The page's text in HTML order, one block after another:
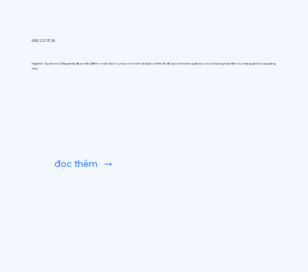
0:00 22/7/26
Hightec Systems (Okayama) đã ra mắt AIfitte, một dịch vụ tạo mô hình AI được thiết kế để tạo hình ảnh quần áo cho thương mại điện tử, mạng xã hội và quảng
cáo.
đọc thêm